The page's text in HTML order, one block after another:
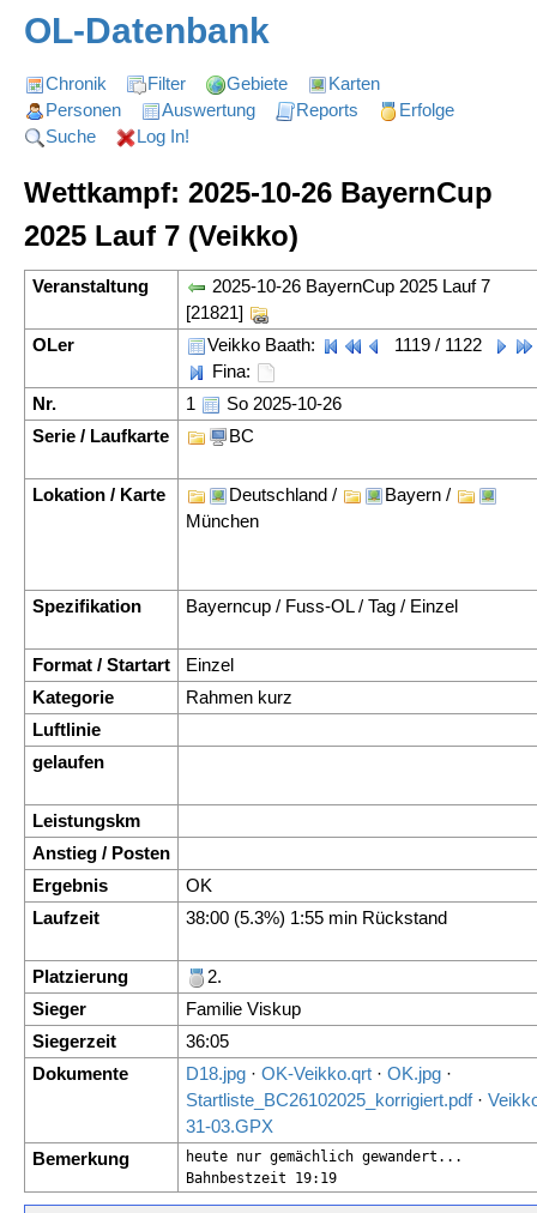
OL-Datenbank
Chronik Filter Gebiete
Karten
Personen
Auswertung Reports
Erfolge
Suche
Log In!
Wettkampf: 2025-10-26 BayernCup
2025 Lauf 7 (Veikko)
Veranstaltung
2025-10-26 BayernCup 2025 Lauf 7
[21821]
OLer
Veikko Baath:
1119 / 1122
Fina:
Nr.
1
So 2025-10-26
Serie / Laufkarte
BC
Lokation / Karte Deutschland /
Bayern /
München
Spezifikation Bayerncup / Fuss-OL / Tag / Einzel
Format / Startart
Einzel
Kategorie
Rahmen kurz
Luftlinie
gelaufen
Leistungskm
Anstieg / Posten
Ergebnis
OK
Laufzeit
38:00 (5.3%) 1:55 min Rückstand
Platzierung
2.
Sieger
Familie Viskup
Siegerzeit
36:05
Dokumente
D18.jpg · OK-Veikko.qrt · OK.jpg ·
Startliste_BC26102025_korrigiert.pdf·
31-03.GPX
Bemerkung
heute nur gemächlich gewandert...
Bahnbestzeit 19:19